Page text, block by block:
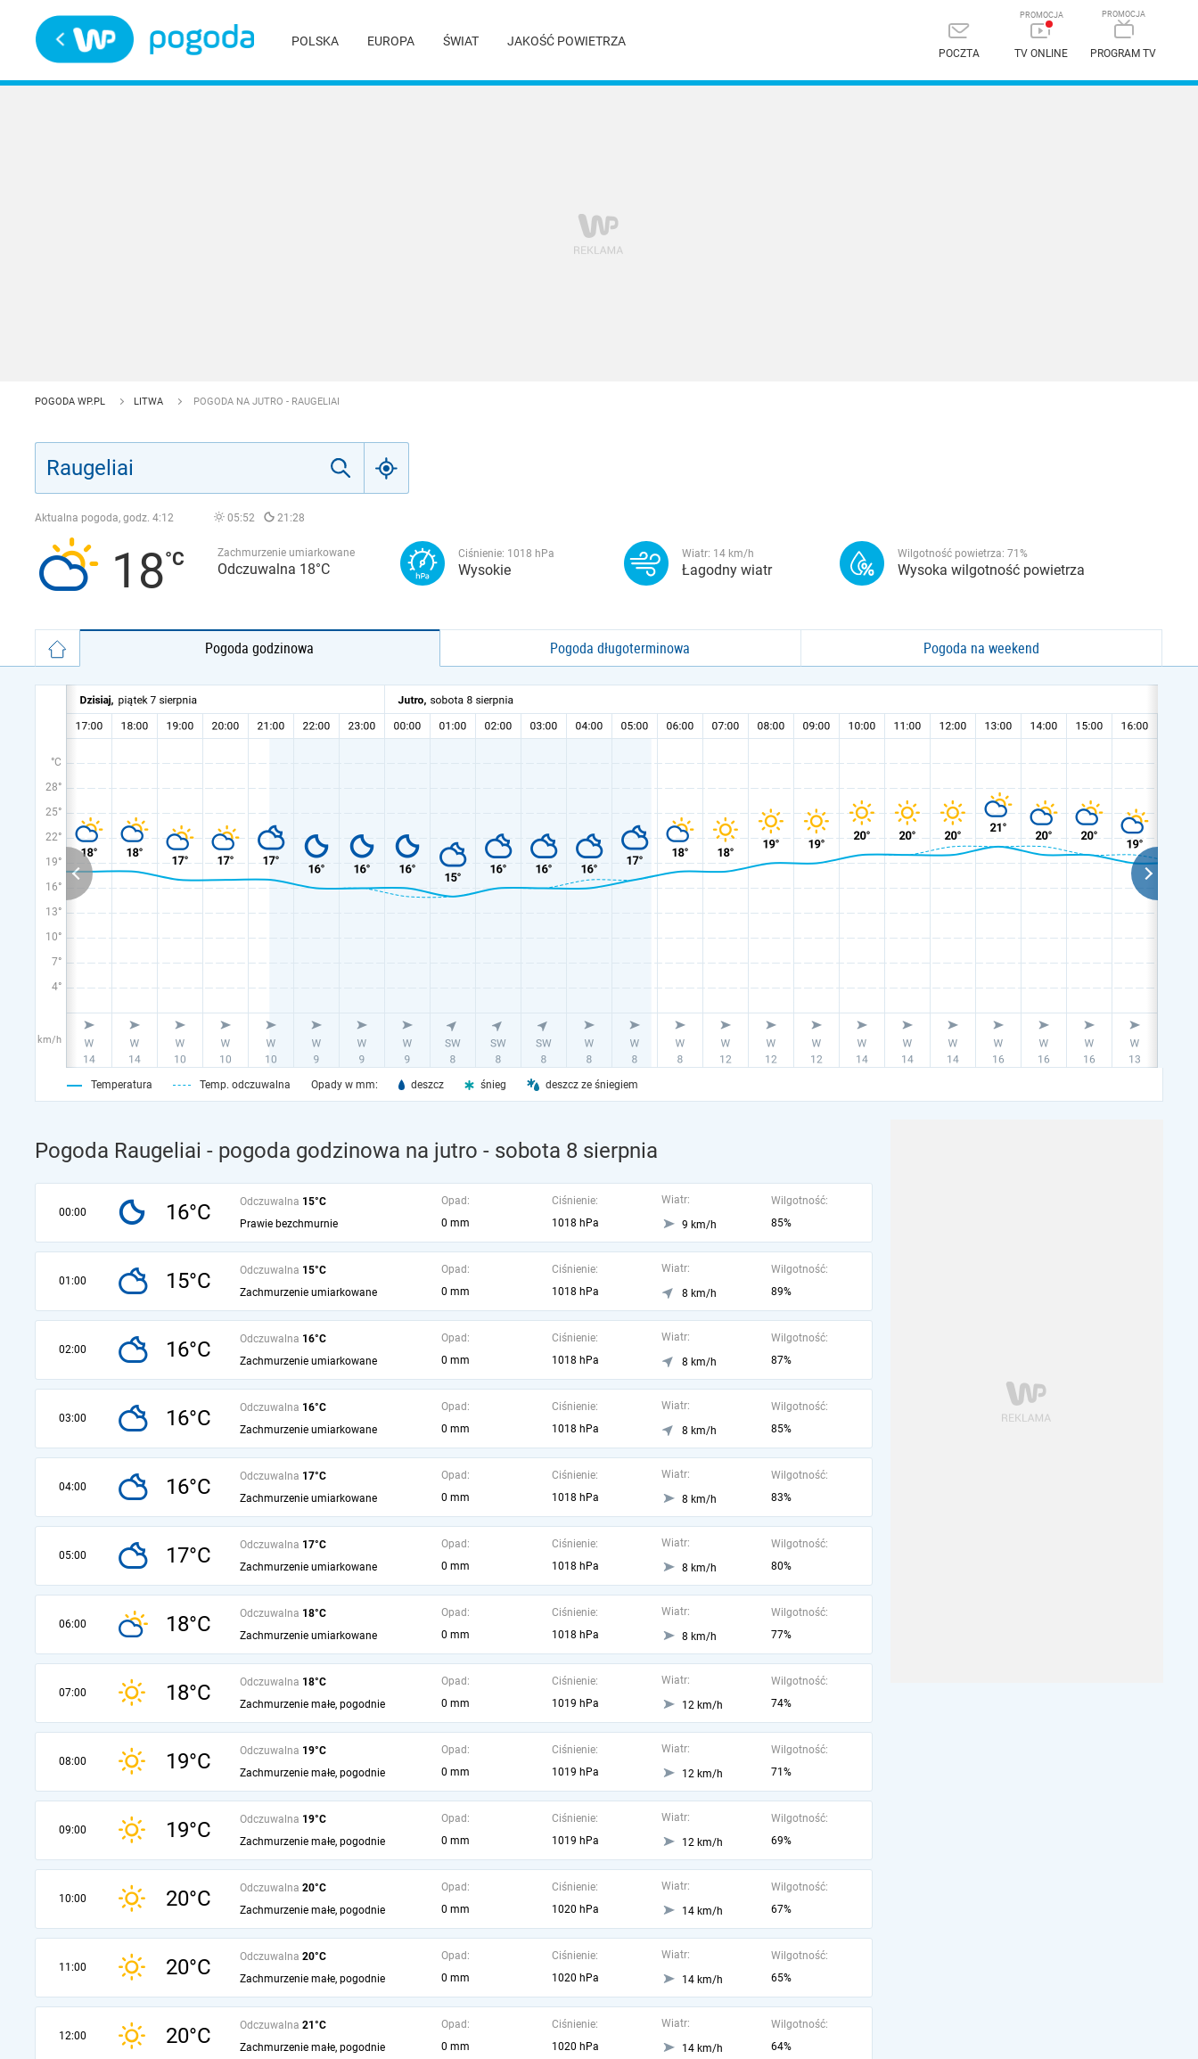
POLSKA EUROPA ŚWIAT JAKOŚĆ POWIETRZA
POCZTA TV ONLINE PROGRAM TV
POGODA WP.PL LITWA POGODA NA JUTRO - RAUGELIAI
Aktualna pogoda, godz. 4:12 05:52 21:28
18 Zachmurzenie umiarkowane
Odczuwalna 18°C
Ciśnienie: 1018 hPa
Wysokie
Wiatr: 14 km/h
Łagodny wiatr
Wilgotność powietrza: 71 %
Wysoka wilgotność powietrza
Pogoda godzinowa Pogoda długoterminowa Pogoda na weekend
°C
28°
25°
22°
19°
16°
13°
10°
7°
4°
km/h
Temperatura Temp. odczuwalna Opady w mm: deszcz śnieg deszcz ze śniegiem
Pogoda Raugeliai - pogoda godzinowa na jutro - sobota 8 sierpnia
00:00 16°C Odczuwalna 15°C
Prawie bezchmurnie
Opad:
0 mm
Ciśnienie:
1018 hPa
Wiatr:
9 km/h
Wilgotność:
85%
01:00 15°C Odczuwalna 15°C
Zachmurzenie umiarkowane
Opad:
0 mm
Ciśnienie:
1018 hPa
Wiatr:
8 km/h
Wilgotność:
89%
02:00 16°C Odczuwalna 16°C
Zachmurzenie umiarkowane
Opad:
0 mm
Ciśnienie:
1018 hPa
Wiatr:
8 km/h
Wilgotność:
87%
03:00 16°C Odczuwalna 16°C
Zachmurzenie umiarkowane
Opad:
0 mm
Ciśnienie:
1018 hPa
Wiatr:
8 km/h
Wilgotność:
85%
04:00 16°C Odczuwalna 17°C
Zachmurzenie umiarkowane
Opad:
0 mm
Ciśnienie:
1018 hPa
Wiatr:
8 km/h
Wilgotność:
83%
05:00 17°C Odczuwalna 17°C
Zachmurzenie umiarkowane
Opad:
0 mm
Ciśnienie:
1018 hPa
Wiatr:
8 km/h
Wilgotność:
80%
06:00 18°C Odczuwalna 18°C
Zachmurzenie umiarkowane
Opad:
0 mm
Ciśnienie:
1018 hPa
Wiatr:
8 km/h
Wilgotność:
77%
07:00 18°C Odczuwalna 18°C
Zachmurzenie małe, pogodnie
Opad:
0 mm
Ciśnienie:
1019 hPa
Wiatr:
12 km/h
Wilgotność:
74%
08:00 19°C Odczuwalna 19°C
Zachmurzenie małe, pogodnie
Opad:
0 mm
Ciśnienie:
1019 hPa
Wiatr:
12 km/h
Wilgotność:
71%
09:00 19°C Odczuwalna 19°C
Zachmurzenie małe, pogodnie
Opad:
0 mm
Ciśnienie:
1019 hPa
Wiatr:
12 km/h
Wilgotność:
69%
10:00 20°C Odczuwalna 20°C
Zachmurzenie małe, pogodnie
Opad:
0 mm
Ciśnienie:
1020 hPa
Wiatr:
14 km/h
Wilgotność:
67%
11:00 20°C Odczuwalna 20°C
Zachmurzenie małe, pogodnie
Opad:
0 mm
Ciśnienie:
1020 hPa
Wiatr:
14 km/h
Wilgotność:
65%
12:00 20°C Odczuwalna 21°C
Zachmurzenie małe, pogodnie
Opad:
0 mm
Ciśnienie:
1020 hPa
Wiatr:
14 km/h
Wilgotność:
64%